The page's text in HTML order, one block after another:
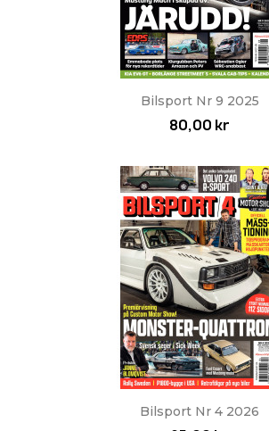
Bilsport Nr 9 2025
80,00 kr
Bilsport Nr 4 2026